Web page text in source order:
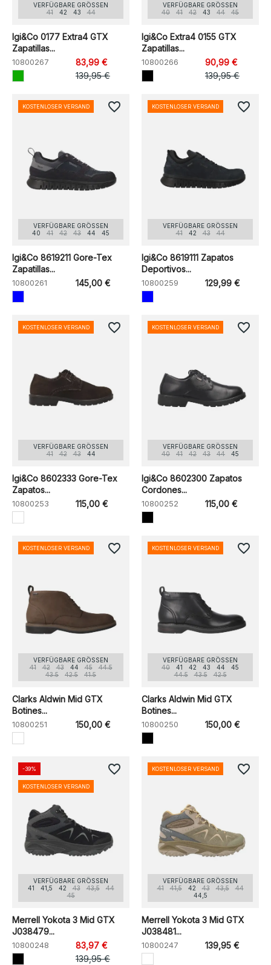
VERFÜGBARE GRÖSSEN
41
42 43 44
Igi&Co 0177 Extra4 GTX
Zapatillas...
10800267
83,99 €
139,95 €
VERFÜGBARE GRÖSSEN
40
41 42 43 44 45
Igi&Co Extra4 0155 GTX
Zapatillas...
10800266
90,99 €
139,95 €
VERFÜGBARE GRÖSSEN
40
41 42 43 44 45
Igi&Co 8619211 Gore-Tex
Zapatillas...
10800261 145,00 €
KOSTENLOSER VERSAND favorite_border
VERFÜGBARE GRÖSSEN
41
42 43 44
Igi&Co 8619111 Zapatos
Deportivos...
10800259 129,99 €
KOSTENLOSER VERSAND favorite_border
VERFÜGBARE GRÖSSEN
41
42 43 44
Igi&Co 8602333 Gore-Tex
Zapatos...
10800253 115,00 €
KOSTENLOSER VERSAND favorite_border
VERFÜGBARE GRÖSSEN
40
41 42 43 44 45
Igi&Co 8602300 Zapatos
Cordones...
10800252 115,00 €
KOSTENLOSER VERSAND favorite_border
VERFÜGBARE GRÖSSEN
41
42 43 44 45
44.5
43.5
42.5 41.5
Clarks Aldwin Mid GTX
Botines...
10800251 150,00 €
KOSTENLOSER VERSAND favorite_border
VERFÜGBARE GRÖSSEN
40
41 42 43 44
45
44.5
43.5 42.5
Clarks Aldwin Mid GTX
Botines...
10800250 150,00 €
KOSTENLOSER VERSAND favorite_border
VERFÜGBARE GRÖSSEN
41
41,5 42 43 43,5
44
45
Merrell Yokota 3 Mid GTX
J038479...
10800248
83,97 €
139,95 €
-39%
KOSTENLOSER VERSAND
favorite_border
VERFÜGBARE GRÖSSEN
41
41,5 42 43 43,5
44
44,5
Merrell Yokota 3 Mid GTX
J038481...
10800247 139,95 €
KOSTENLOSER VERSAND favorite_border